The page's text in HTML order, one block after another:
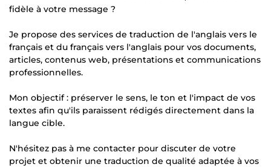
fidèle à votre message ?
Je propose des services de traduction de l'anglais vers le
français et du français vers l'anglais pour vos documents,
articles, contenus web, présentations et communications
professionnelles.
Mon objectif : préserver le sens, le ton et l'impact de vos
textes afin qu'ils paraissent rédigés directement dans la
langue cible.
N'hésitez pas à me contacter pour discuter de votre
projet et obtenir une traduction de qualité adaptée à vos